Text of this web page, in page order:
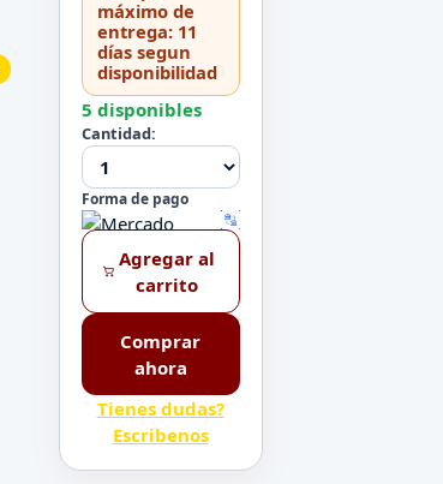
Mi perfil
Configuración
máximo de
entrega: 11
días segun
disponibilidad
5 disponibles
Cantidad:
Forma de pago
Agregar al
carrito
Comprar
ahora
Tienes dudas?
Escribenos